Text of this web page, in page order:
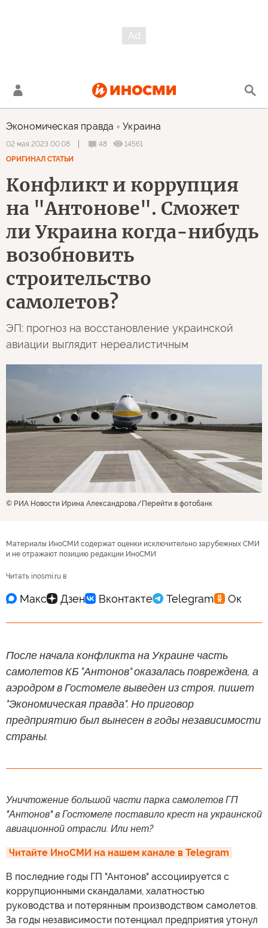
Экономическая правда Украина
02 мая 2023 00:08 48
14561
ОРИГИНАЛ СТАТЬИ
Конфликт и коррупция
на "Антонове". Сможет
ли Украина когда-нибудь
возобновить
строительство
самолетов?
ЭП: прогноз на восстановление украинской
авиации выглядит нереалистичным
© РИА Новости Ирина Александрова Перейти в фотобанк
Материалы ИноСМИ содержат оценки исключительно зарубежных СМИ
и не отражают позицию редакции ИноСМИ
Читать inosmi.ru в
После начала конфликта на Украине часть
самолетов КБ "Антонов" оказалась повреждена, а
аэродром в Гостомеле выведен из строя, пишет
"Экономическая правда". Но приговор
предприятию был вынесен в годы независимости
страны.
Уничтожение большой части парка самолетов ГП
"Антонов" в Гостомеле поставило крест на украинской
авиационной отрасли. Или нет?
Читайте ИноСМИ на нашем канале в Telegram
В последние годы ГП "Антонов" ассоциируется с
коррупционными скандалами, халатностью
руководства и потерянным производством самолетов.
За годы независимости потенциал предприятия утонул